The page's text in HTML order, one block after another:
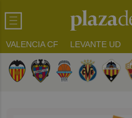
VALENCIA CF LEVANTE UD